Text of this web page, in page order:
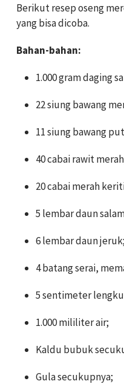
Berikut resep oseng
yang bisa dicoba.
Bahan-bahan:
1.000 gram daging
22 siung bawang
11 siung bawang
40 cabai rawit
20 cabai merah
5 lembar daun
6 lembar daun jeruk;
4 batang serai,
5 sentimeter
1.000 mililiter air;
Kaldu bubuk
Gula secukupnya;